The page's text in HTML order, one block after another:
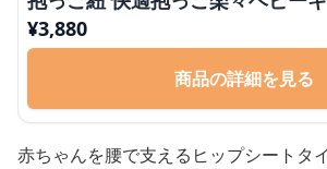
¥3,880
商品の詳細を見る
赤ちゃんを腰で支えるヒップシートタ